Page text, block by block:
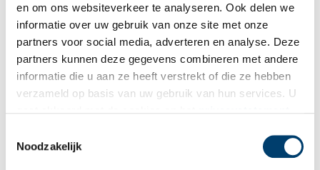
en om ons websiteverkeer te analyseren. Ook delen we
informatie over uw gebruik van onze site met onze
partners voor social media, adverteren en analyse. Deze
partners kunnen deze gegevens combineren met andere
informatie die u aan ze heeft verstrekt of die ze hebben
verzameld op basis van uw gebruik van hun services. U
Noodzakelijk